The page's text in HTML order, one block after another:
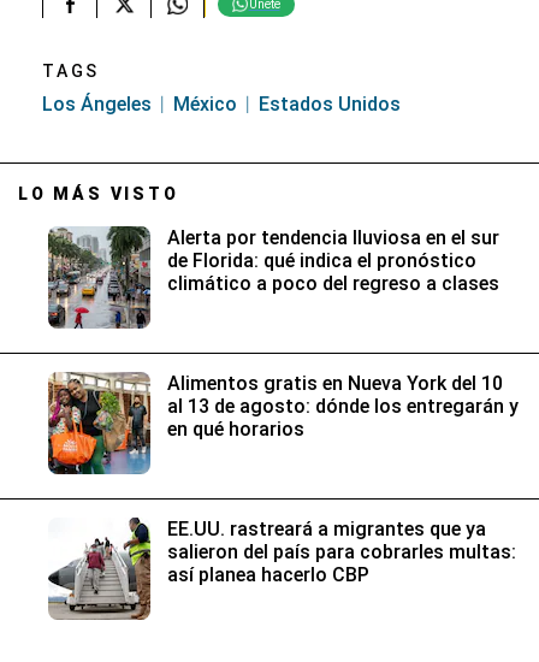
Únete
TAGS
Los Ángeles México Estados Unidos
LO MÁS VISTO
Alerta por tendencia lluviosa en el sur
de Florida: qué indica el pronóstico
climático a poco del regreso a clases
Alimentos gratis en Nueva York del 10
al 13 de agosto: dónde los entregarán y
en qué horarios
EE.UU. rastreará a migrantes que ya
salieron del país para cobrarles multas:
así planea hacerlo CBP